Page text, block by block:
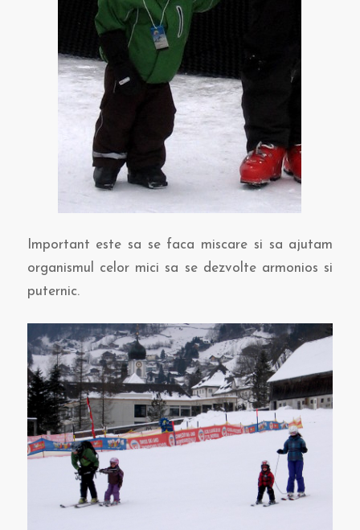
Important este sa se faca miscare si sa ajutam
organismul celor mici sa se dezvolte armonios si
puternic.